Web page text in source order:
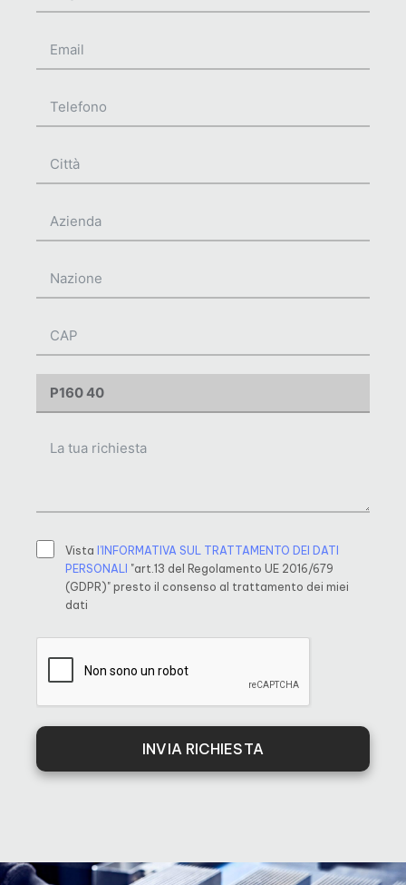
Vista l’INFORMATIVA SUL TRATTAMENTO DEI DATI
PERSONALI
"art.13 del Regolamento UE 2016/679
(GDPR)" presto il consenso al trattamento dei miei
dati
INVIA RICHIESTA